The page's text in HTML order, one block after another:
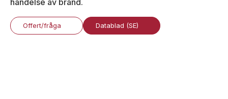
Offertförfrågan
klassade
Offert/fråga Datablad (SE)